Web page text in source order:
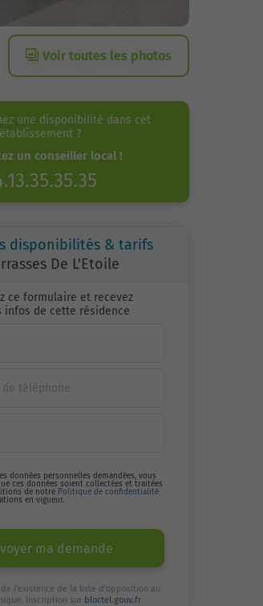
Voir toutes les photos
une disponibilité dans cet
établissement ?
un conseiller local !
disponibilités & tarifs
De L'Etoile
ce formulaire et recevez
infos de cette résidence
données personnelles demandées, vous
ces données soient collectées et traitées
de notre Politique de confidentialité
en vigueur.
ma demande
de l'existence de la liste d'opposition au
Inscription sur bloctel.gouv.fr